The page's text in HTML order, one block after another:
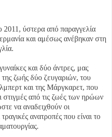
2011, ύστερα από παραγγελία
και αμέσως ανέβηκαν στη
και δύο άντρες, μας
της ζωής δύο ζευγαριών, του
και της Μάργκαρετ, που
στιγμές από τις ζωές των ηρώων
να αναδειχθούν οι
ανατροπές που είναι το